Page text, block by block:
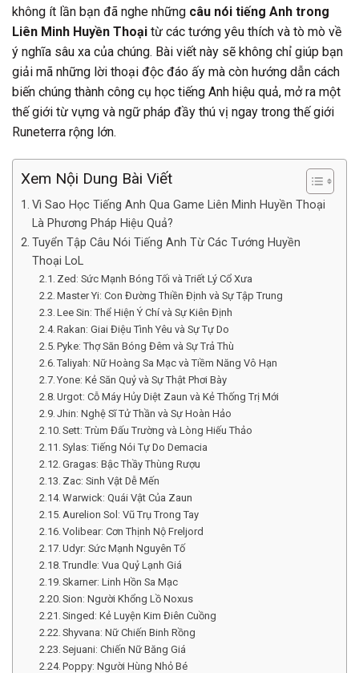
không ít lần bạn đã nghe những câu nói tiếng Anh trong
Liên Minh Huyền Thoại từ các tướng yêu thích và tò mò về
ý nghĩa sâu xa của chúng. Bài viết này sẽ không chỉ giúp bạn
giải mã những lời thoại độc đáo ấy mà còn hướng dẫn cách
biến chúng thành công cụ học tiếng Anh hiệu quả, mở ra một
thế giới từ vựng và ngữ pháp đầy thú vị ngay trong thế giới
Runeterra rộng lớn.
Xem Nội Dung Bài Viết
Vì Sao Học Tiếng Anh Qua Game Liên Minh Huyền Thoại
Là Phương Pháp Hiệu Quả?
Tuyển Tập Câu Nói Tiếng Anh Từ Các Tướng Huyền
Thoại LoL
Zed: Sức Mạnh Bóng Tối và Triết Lý Cổ Xưa
Master Yi: Con Đường Thiền Định và Sự Tập Trung
Lee Sin: Thể Hiện Ý Chí và Sự Kiên Định
Rakan: Giai Điệu Tình Yêu và Sự Tự Do
Pyke: Thợ Săn Bóng Đêm và Sự Trả Thù
Taliyah: Nữ Hoàng Sa Mạc và Tiềm Năng Vô Hạn
Yone: Kẻ Săn Quỷ và Sự Thật Phơi Bày
Urgot: Cỗ Máy Hủy Diệt Zaun và Kẻ Thống Trị Mới
Jhin: Nghệ Sĩ Tử Thần và Sự Hoàn Hảo
Sett: Trùm Đấu Trường và Lòng Hiếu Thảo
Sylas: Tiếng Nói Tự Do Demacia
Gragas: Bậc Thầy Thùng Rượu
Zac: Sinh Vật Dễ Mến
Warwick: Quái Vật Của Zaun
Aurelion Sol: Vũ Trụ Trong Tay
Volibear: Cơn Thịnh Nộ Freljord
Udyr: Sức Mạnh Nguyên Tố
Trundle: Vua Quỷ Lạnh Giá
Skarner: Linh Hồn Sa Mạc
Sion: Người Khổng Lồ Noxus
Singed: Kẻ Luyện Kim Điên Cuồng
Shyvana: Nữ Chiến Binh Rồng
Sejuani: Chiến Nữ Băng Giá
Poppy: Người Hùng Nhỏ Bé